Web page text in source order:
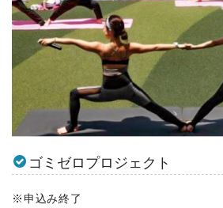
ゴミゼロプロジェクト
※申込み終了